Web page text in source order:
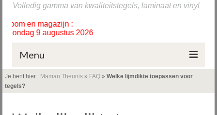
Volledig gamma van kwaliteitstegels, laminaat en vinyl
en magazijn :
9 augustus 2026
Menu
Home
Je bent hier : Maman Theunis » FAQ » Welke lijmdikte toepassen voor
tegels?